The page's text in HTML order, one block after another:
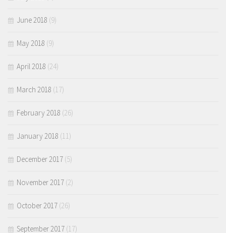
June 2018 (9)
May 2018 (9)
April 2018 (24)
March 2018 (17)
February 2018 (26)
January 2018 (11)
December 2017 (5)
November 2017 (2)
October 2017 (26)
September 2017 (17)